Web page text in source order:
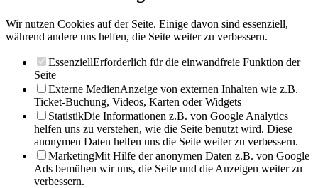
Wir nutzen Cookies auf der Seite. Einige davon sind essenziell,
während andere uns helfen, die Seite weiter zu verbessern.
EssenziellErforderlich für die einwandfreie Funktion der
Seite
Externe MedienAnzeige von externen Inhalten wie z.B.
Ticket-Buchung, Videos, Karten oder Widgets
StatistikDie Informationen z.B. von Google Analytics
helfen uns zu verstehen, wie die Seite benutzt wird. Diese
anonymen Daten helfen uns die Seite weiter zu verbessern.
MarketingMit Hilfe der anonymen Daten z.B. von Google
Ads bemühen wir uns, die Seite und die Anzeigen weiter zu
verbessern.